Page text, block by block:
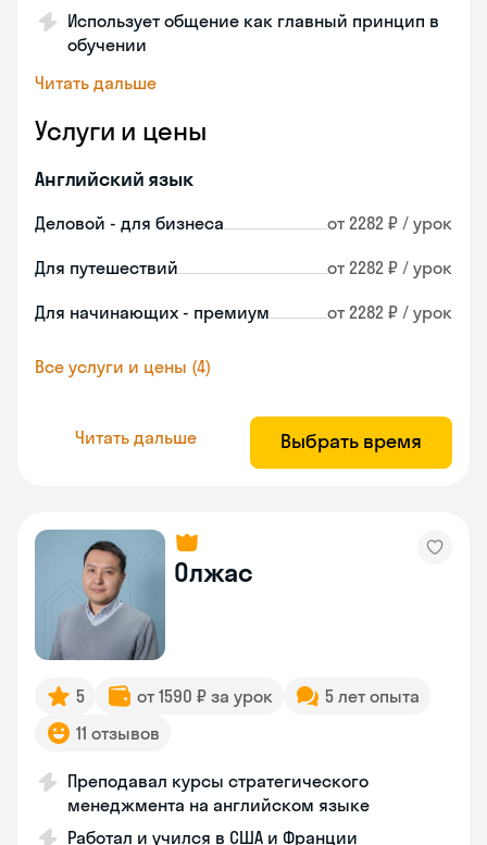
Использует общение как главный принцип в
обучении
Читать дальше
Услуги и цены
Английский язык
Деловой - для бизнеса от 2282 ₽ / урок
Для путешествий от 2282 ₽ / урок
Для начинающих - премиум от 2282 ₽ / урок
Все услуги и цены (4)
Читать дальше Выбрать время
Олжас
5 от 1590 ₽ за урок
5 лет опыта
11 отзывов
Преподавал курсы стратегического
менеджмента на английском языке
Работал и учился в США и Франции